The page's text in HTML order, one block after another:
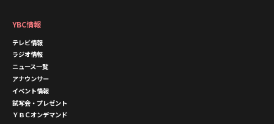
YBC情報
テレビ情報
ラジオ情報
ニュース一覧
アナウンサー
イベント情報
試写会・プレゼント
ＹＢＣオンデマンド